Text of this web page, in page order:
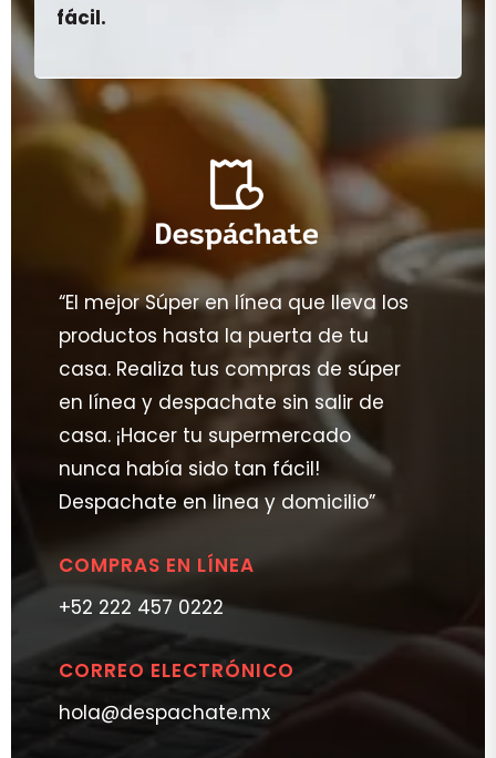
fácil.
“El mejor Súper en línea que lleva los
productos hasta la puerta de tu
casa. Realiza tus compras de súper
en línea y despachate sin salir de
casa. ¡Hacer tu supermercado
nunca había sido tan fácil!
Despachate en linea y domicilio”
COMPRAS EN LÍNEA
+52 222 457 0222
CORREO ELECTRÓNICO
hola@despachate.mx